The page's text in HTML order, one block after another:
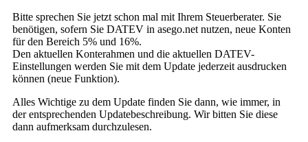
Bitte sprechen Sie jetzt schon mal mit Ihrem Steuerberater. Sie
benötigen, sofern Sie DATEV in asego.net nutzen, neue Konten
für den Bereich 5% und 16%.
Den aktuellen Konterahmen und die aktuellen DATEV-
Einstellungen werden Sie mit dem Update jederzeit ausdrucken
können (neue Funktion).
Alles Wichtige zu dem Update finden Sie dann, wie immer, in
der entsprechenden Updatebeschreibung. Wir bitten Sie diese
dann aufmerksam durchzulesen.